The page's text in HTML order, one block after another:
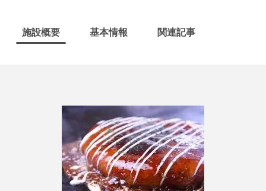
施設概要 基本情報 関連記事